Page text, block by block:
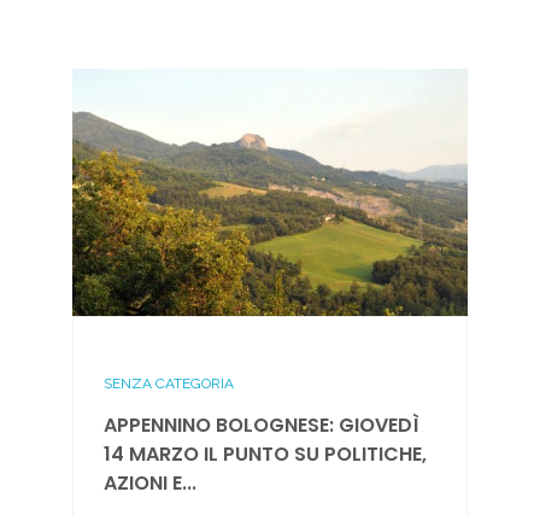
SENZA CATEGORIA
APPENNINO BOLOGNESE: GIOVEDÌ
14 MARZO IL PUNTO SU POLITICHE,
AZIONI E...